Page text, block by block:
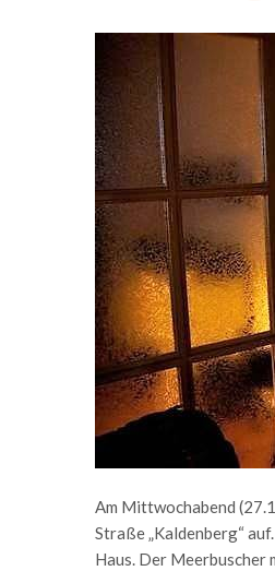
Am Mittwochabend
Straße „Kaldenberg“
Haus. Der Meerbuscher